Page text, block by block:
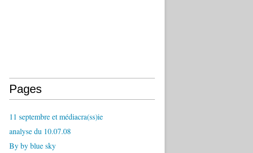
Pages
11 septembre et médiacra(ss)ie
analyse du 10.07.08
By by blue sky